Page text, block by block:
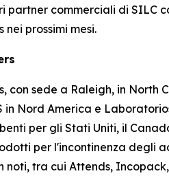
partner commerciali di SILC
prossimi mesi.
con sede a Raleigh, in
in Nord America e
per gli Stati Uniti, il
per l'incontinenza degli
noti, tra cui Attends,